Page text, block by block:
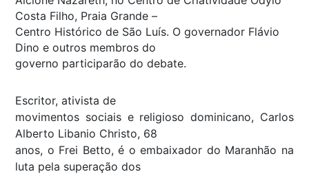
Costa Filho, Praia Grande –
Centro Histórico de São Luís. O governador Flávio
Dino e outros membros do
governo participarão do debate.
Escritor, ativista de
movimentos sociais e religioso dominicano, Carlos
Alberto Libanio Christo, 68
anos, o Frei Betto, é o embaixador do Maranhão na
luta pela superação dos